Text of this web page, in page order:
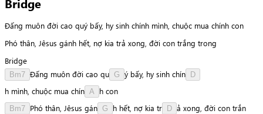
Bridge
Đấng muôn đời cao quý bấy, hy sinh chính mình, chuộc mua chính con
Phó thân, Jêsus gánh hết, nợ kia trả xong, đời con trắng trong
Bridge
Bm7 Đấng muôn đời cao qu G ý bấy, hy sinh chín D
h mình, chuộc mua chín A h con
Bm7 Phó thân, Jêsus gán G h hết, nợ kia tr D ả xong, đời con trắn